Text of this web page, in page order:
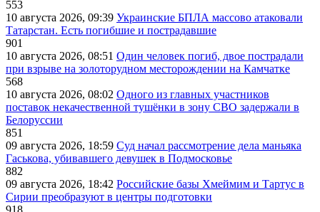
553
10 августа 2026, 09:39 Украинские БПЛА массово атаковали
Татарстан. Есть погибшие и пострадавшие
901
10 августа 2026, 08:51 Один человек погиб, двое пострадали
при взрыве на золоторудном месторождении на Камчатке
568
10 августа 2026, 08:02 Одного из главных участников
поставок некачественной тушёнки в зону СВО задержали в
Белоруссии
851
09 августа 2026, 18:59 Суд начал рассмотрение дела маньяка
Гаськова, убивавшего девушек в Подмосковье
882
09 августа 2026, 18:42 Российские базы Хмеймим и Тартус в
Сирии преобразуют в центры подготовки
918